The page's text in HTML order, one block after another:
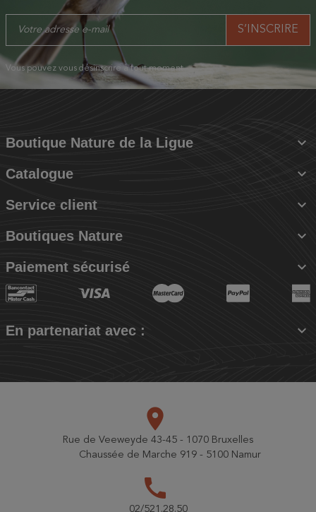
Vous pouvez vous désinscrire à tout moment.
Boutique Nature de la Ligue 
Catalogue 
Service client 
Boutiques Nature 
Paiement sécurisé 
En partenariat avec : 
place
Rue de Veeweyde 43-45 - 1070 Bruxelles
Chaussée de Marche 919 - 5100 Namur
call
02/521.28.50